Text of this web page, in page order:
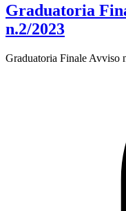
Graduatoria
n.2/2023
Graduatoria Finale Avviso